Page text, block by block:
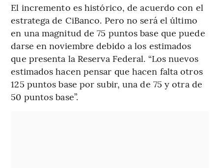
El incremento es histórico, de acuerdo con el
estratega de CiBanco. Pero no será el último
en una magnitud de 75 puntos base que puede
darse en noviembre debido a los estimados
que presenta la Reserva Federal. “Los nuevos
estimados hacen pensar que hacen falta otros
125 puntos base por subir, una de 75 y otra de
50 puntos base”.